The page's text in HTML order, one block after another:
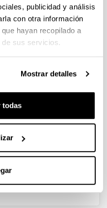
publicidad y análisis
con otra información
hayan recopilado a
de sus servicios.
Mostrar detalles
todas
de
en la
de las
y Universidades